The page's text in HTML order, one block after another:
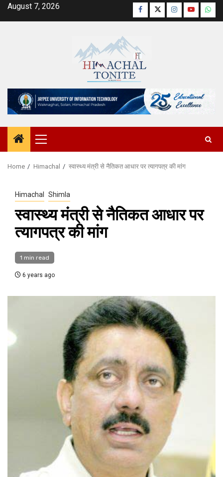
SkipAugust 7, 2026 Facebook
TwitterInstagram
YouTube
Primary
Menu
Home Himachal स्वास्थ्य मंत्री से नैतिकत आधार पर त्यागपत्र की मांग
Himachal Shimla
स्वास्थ्य मंत्री से नैतिकत आधार पर
त्यागपत्र की मांग
1 min read
6 years ago